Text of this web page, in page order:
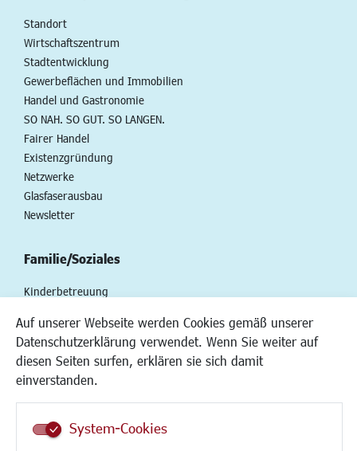
Auf unserer Webseite werden Cookies gemäß unserer
Datenschutzerklärung verwendet. Wenn Sie weiter auf
diesen Seiten surfen, erklären sie sich damit
einverstanden.
System-Cookies
Standort
Wirtschaftszentrum
Stadtentwicklung
Gewerbeflächen und Immobilien
Handel und Gastronomie
SO NAH. SO GUT. SO LANGEN.
Fairer Handel
Existenzgründung
Netzwerke
Glasfaserausbau
Newsletter
Familie/Soziales
Kinderbetreuung
Institutionen für Familien
Frauen
Senioren/Haltestelle
Inklusion
Schule
Migration und Zusammenleben